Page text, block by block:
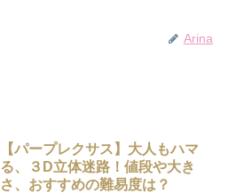
Arina
【パープレクサス】大人もハマ
る、３D立体迷路！値段や大き
さ、おすすめの難易度は？